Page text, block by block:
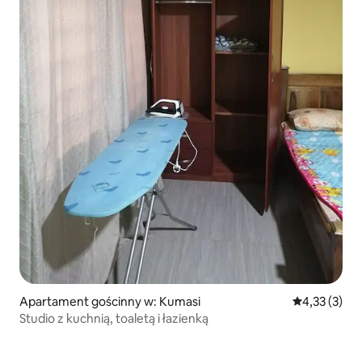
Apartament gościnny w: Kumasi Średnia
4,33 (3)
Studio z kuchnią, toaletą i łazienką